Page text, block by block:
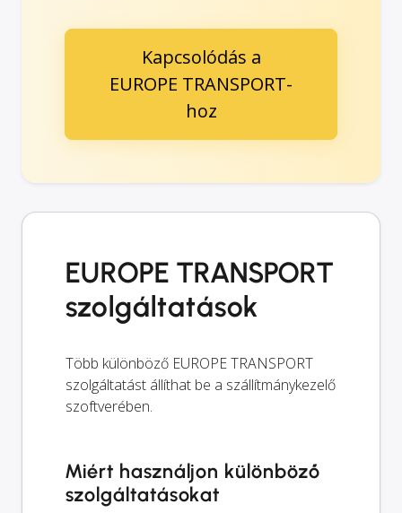
Kapcsolódás a
EUROPE TRANSPORT-
hoz
EUROPE TRANSPORT
szolgáltatások
Több különböző EUROPE TRANSPORT
szolgáltatást állíthat be a szállítmánykezelő
szoftverében.
Miért használjon különböző
szolgáltatásokat